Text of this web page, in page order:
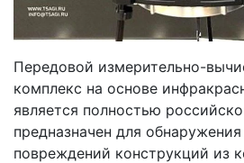
Передовой измерительно-
комплекс на основе
является полностью
предназначен для
повреждений конструкций из